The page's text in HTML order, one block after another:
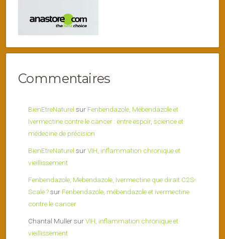
Commentaires
BienEtreNaturel sur Fenbendazole, Mébendazole et
Ivermectine contre le cancer : entre espoir, science et
médecine de précision
BienEtreNaturel surVIH, inflammation chronique et
vieillissement
Fenbendazole, Mebendazole, Ivermectine que dirait C2S-
Scale ?sur Fenbendazole, mébendazole et ivermectine
contre le cancer
Chantal MullersurVIH, inflammation chronique et
vieillissement